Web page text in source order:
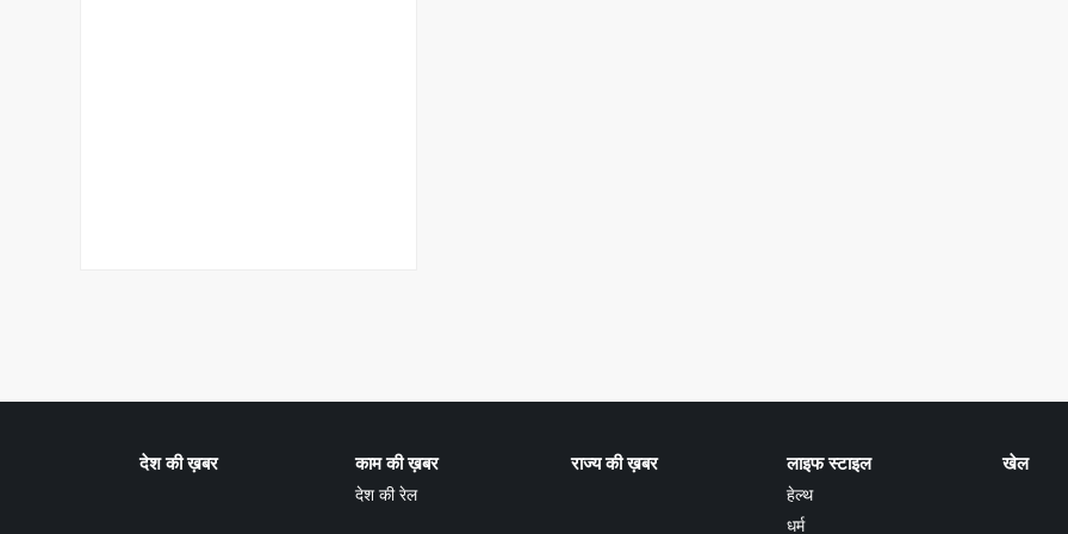
देश की ख़बर काम की ख़बर
देश की रेल
राज्य की ख़बर लाइफ स्टाइल
हेल्थ
धर्म
खेल